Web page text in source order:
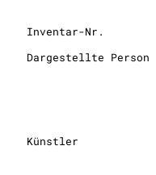
Inventar-Nr.
Dargestellte Person
Künstler